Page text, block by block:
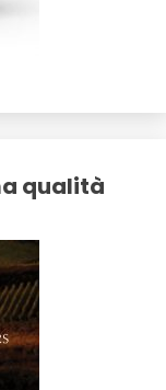
qualità